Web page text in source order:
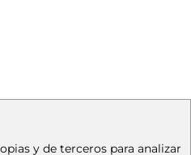
y de terceros para analizar